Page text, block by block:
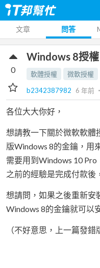
文章 問答
Windows 8授權
軟體授權 微軟授權
b2342387982
6 年前 ‧
0
各位大大你好，
想請教一下關於微軟軟體
版Windows 8的金鑰，用
需要用到Windows 10 Pro
之前的經驗是完成付款後
想請問，如果之後重新安
Windows 8的金鑰就可以
（不好意思，上一篇發錯